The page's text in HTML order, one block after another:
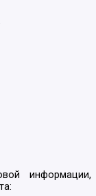
информации,